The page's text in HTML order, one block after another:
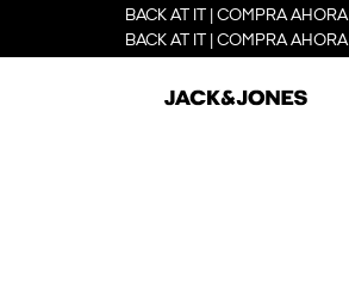
BACK AT IT | COMPRA AHORA
BACK AT IT | COMPRA AHORA